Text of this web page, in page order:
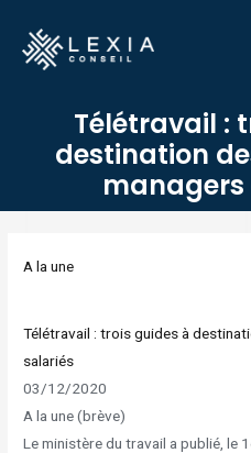
contenu
Télétravail :
destination
managers
A la une
Télétravail : trois guides à
salariés
03/12/2020
A la une (brève)
Le ministère du travail a publié, le